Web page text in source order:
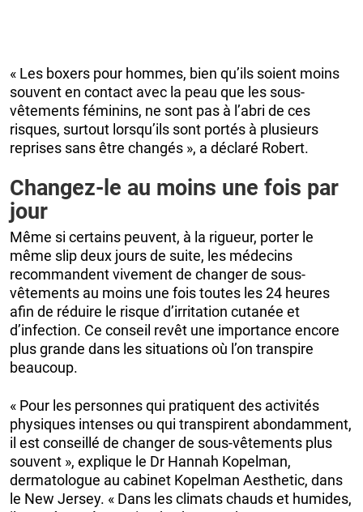
« Les boxers pour hommes, bien qu’ils soient moins
souvent en contact avec la peau que les sous-
vêtements féminins, ne sont pas à l’abri de ces
risques, surtout lorsqu’ils sont portés à plusieurs
reprises sans être changés », a déclaré Robert.
Changez-le au moins une fois par
jour
Même si certains peuvent, à la rigueur, porter le
même slip deux jours de suite, les médecins
recommandent vivement de changer de sous-
vêtements au moins une fois toutes les 24 heures
afin de réduire le risque d’irritation cutanée et
d’infection. Ce conseil revêt une importance encore
plus grande dans les situations où l’on transpire
beaucoup.
« Pour les personnes qui pratiquent des activités
physiques intenses ou qui transpirent abondamment,
il est conseillé de changer de sous-vêtements plus
souvent », explique le Dr Hannah Kopelman,
dermatologue au cabinet Kopelman Aesthetic, dans
le New Jersey. « Dans les climats chauds et humides,